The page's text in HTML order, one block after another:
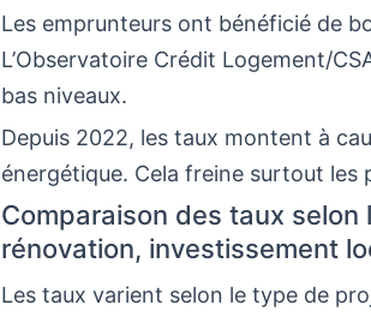
Les emprunteurs ont bénéficié de
L’Observatoire Crédit Logement/
bas niveaux.
Depuis 2022, les taux montent à
énergétique. Cela freine surtout les
Comparaison des taux
rénovation, investissement
Les taux varient selon le type de